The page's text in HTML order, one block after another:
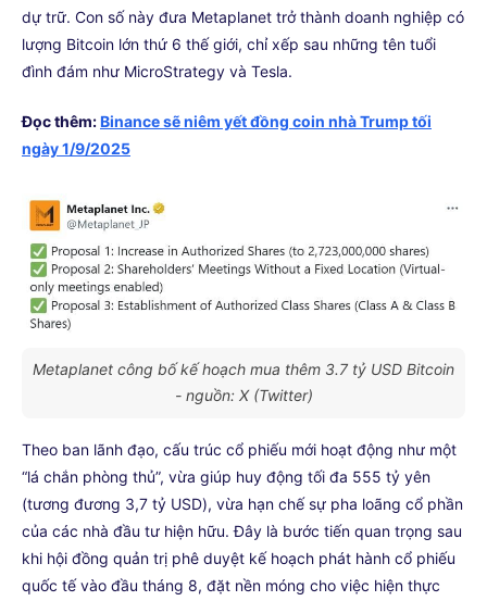
dự trữ. Con số này đưa Metaplanet trở thành doanh nghiệp có
lượng Bitcoin lớn thứ 6 thế giới, chỉ xếp sau những tên tuổi
đình đám như MicroStrategy và Tesla.
Đọc thêm:Binance sẽ niêm yết đồng coin nhà Trump tối
ngày 1/9/2025
Metaplanet công bố kế hoạch mua thêm 3.7 tỷ USD Bitcoin
- nguồn: X (Twitter)
Theo ban lãnh đạo, cấu trúc cổ phiếu mới hoạt động như một
“lá chắn phòng thủ”, vừa giúp huy động tối đa 555 tỷ yên
(tương đương 3,7 tỷ USD), vừa hạn chế sự pha loãng cổ phần
của các nhà đầu tư hiện hữu. Đây là bước tiến quan trọng sau
khi hội đồng quản trị phê duyệt kế hoạch phát hành cổ phiếu
quốc tế vào đầu tháng 8, đặt nền móng cho việc hiện thực